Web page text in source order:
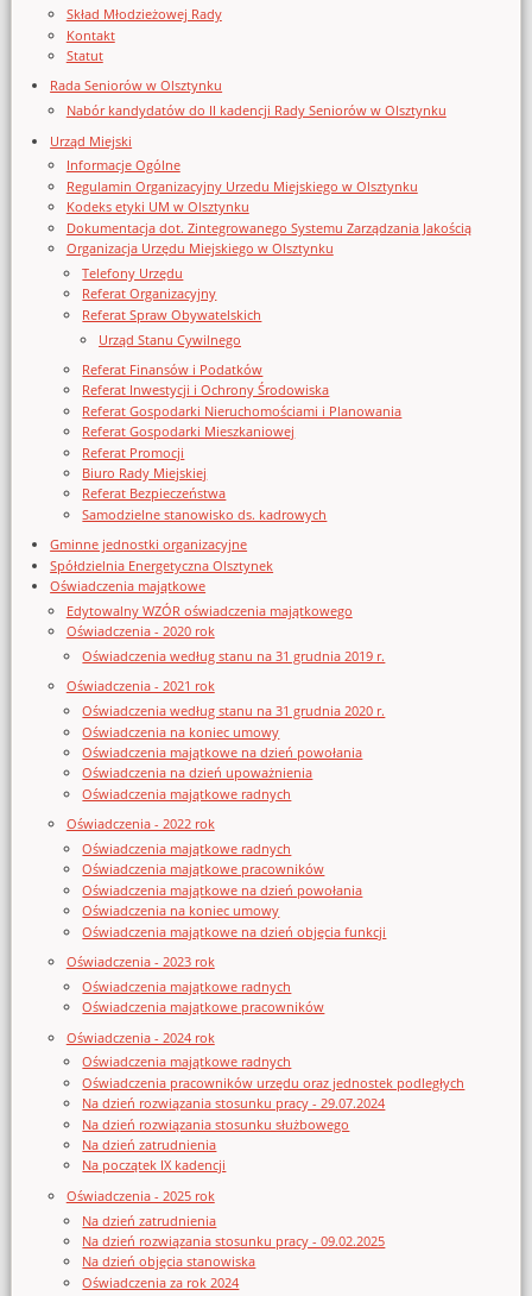
Skład Młodzieżowej Rady
Kontakt
Statut
Rada Seniorów w Olsztynku
Nabór kandydatów do II kadencji Rady Seniorów w Olsztynku
Urząd Miejski
Informacje Ogólne
Regulamin Organizacyjny Urzedu Miejskiego w Olsztynku
Kodeks etyki UM w Olsztynku
Dokumentacja dot. Zintegrowanego Systemu Zarządzania Jakością
Organizacja Urzędu Miejskiego w Olsztynku
Telefony Urzędu
Referat Organizacyjny
Referat Spraw Obywatelskich
Urząd Stanu Cywilnego
Referat Finansów i Podatków
Referat Inwestycji i Ochrony Środowiska
Referat Gospodarki Nieruchomościami i Planowania
Referat Gospodarki Mieszkaniowej
Referat Promocji
Biuro Rady Miejskiej
Referat Bezpieczeństwa
Samodzielne stanowisko ds. kadrowych
Gminne jednostki organizacyjne
Spółdzielnia Energetyczna Olsztynek
Oświadczenia majątkowe
Edytowalny WZÓR oświadczenia majątkowego
Oświadczenia - 2020 rok
Oświadczenia według stanu na 31 grudnia 2019 r.
Oświadczenia - 2021 rok
Oświadczenia według stanu na 31 grudnia 2020 r.
Oświadczenia na koniec umowy
Oświadczenia majątkowe na dzień powołania
Oświadczenia na dzień upoważnienia
Oświadczenia majątkowe radnych
Oświadczenia - 2022 rok
Oświadczenia majątkowe radnych
Oświadczenia majątkowe pracowników
Oświadczenia majątkowe na dzień powołania
Oświadczenia na koniec umowy
Oświadczenia majątkowe na dzień objęcia funkcji
Oświadczenia - 2023 rok
Oświadczenia majątkowe radnych
Oświadczenia majątkowe pracowników
Oświadczenia - 2024 rok
Oświadczenia majątkowe radnych
Oświadczenia pracowników urzędu oraz jednostek podległych
Na dzień rozwiązania stosunku pracy - 29.07.2024
Na dzień rozwiązania stosunku służbowego
Na dzień zatrudnienia
Na początek IX kadencji
Oświadczenia - 2025 rok
Na dzień zatrudnienia
Na dzień rozwiązania stosunku pracy - 09.02.2025
Na dzień objęcia stanowiska
Oświadczenia za rok 2024